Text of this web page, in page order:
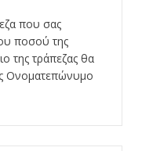
που σας
ποσού της
της τράπεζας θα
Ονοματεπώνυμο